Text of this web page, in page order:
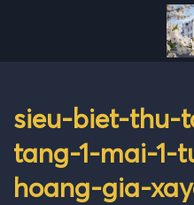
sieu-biet-thu-
tang-1-mai-1-
hoang-gia-